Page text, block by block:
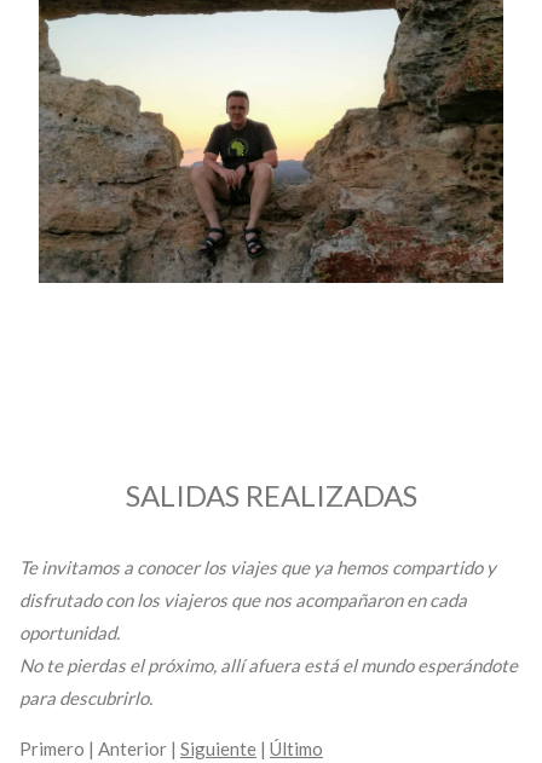
SALIDAS REALIZADAS
Te invitamos a conocer los viajes que ya hemos compartido y
disfrutado con los viajeros que nos acompañaron en cada
oportunidad.
No te pierdas el próximo, allí afuera está el mundo esperándote
para descubrirlo.
Primero | Anterior | Siguiente | Último